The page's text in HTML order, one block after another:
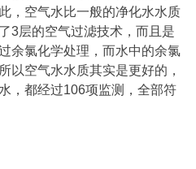
，空气水比一般的净化水水质
3层的空气过滤技术，而且是
余氯化学处理，而水中的余氯
以空气水水质其实是更好的，
，都经过106项监测，全部符